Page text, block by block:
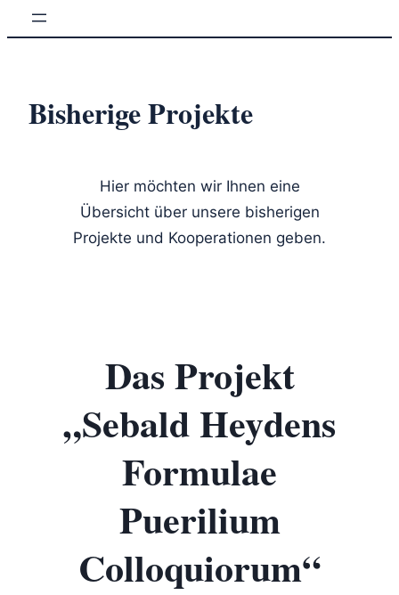
Zum
Bisherige Projekte
Hier möchten wir Ihnen eine
Übersicht über unsere bisherigen
Projekte und Kooperationen geben.
Das Projekt
„Sebald Heydens
Formulae
Puerilium
Colloquiorum“